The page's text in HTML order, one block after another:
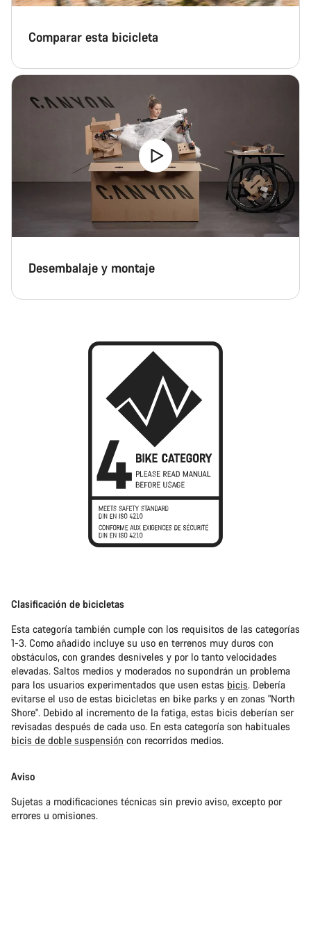
Comparar esta bicicleta
Desembalaje y montaje
Clasificación de bicicletas
Esta categoría también cumple con los requisitos de las categorías
1-3. Como añadido incluye su uso en terrenos muy duros con
obstáculos, con grandes desniveles y por lo tanto velocidades
elevadas. Saltos medios y moderados no supondrán un problema
para los usuarios experimentados que usen estas bicis. Debería
evitarse el uso de estas bicicletas en bike parks y en zonas "North
Shore". Debido al incremento de la fatiga, estas bicis deberían ser
revisadas después de cada uso. En esta categoría son habituales
bicis de doble suspensión con recorridos medios.
Aviso
Sujetas a modificaciones técnicas sin previo aviso, excepto por
errores u omisiones.